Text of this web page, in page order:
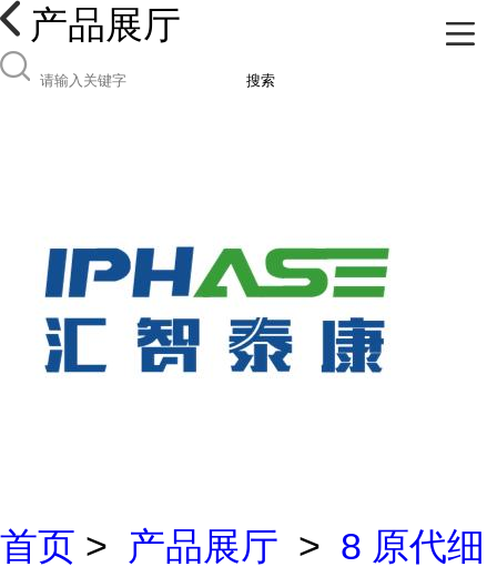
产品展厅
搜索
首页 > 产品展厅 > 8 原代细